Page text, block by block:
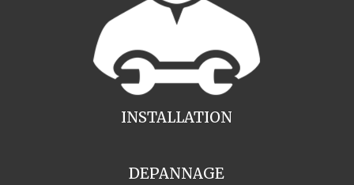
INSTALLATION
DEPANNAGE